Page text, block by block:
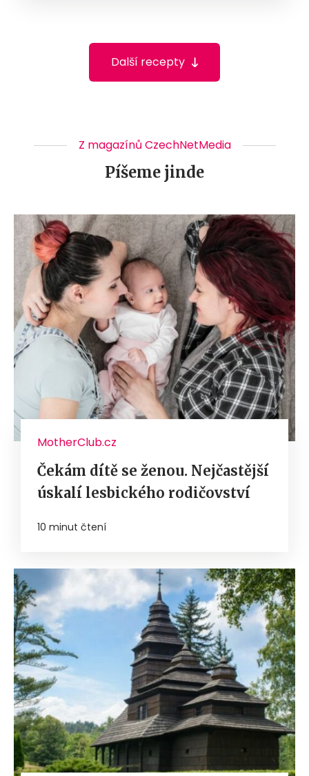
Další recepty
Z magazínů CzechNetMedia
Píšeme jinde
MotherClub.cz
Čekám dítě se ženou. Nejčastější
úskalí lesbického rodičovství
10 minut čtení